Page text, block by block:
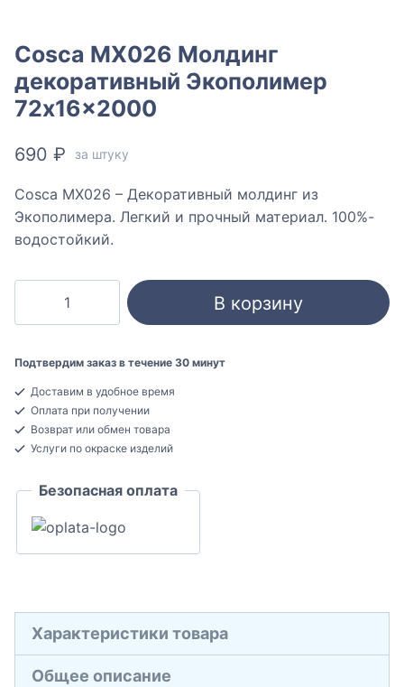
Cosca MX026 Молдинг
декоративный Экополимер
72x16x2000
690 ₽ за штуку
Cosca MX026 – Декоративный молдинг из
Экополимера. Легкий и прочный материал. 100%-
водостойкий.
MX026
декоративный
Экополимер
72x16x2000
В корзину
Подтвердим заказ в течение 30 минут
Доставим в удобное время
Оплата при получении
Возврат или обмен товара
Услуги по окраске изделий
Безопасная оплата
Характеристики товара
Общее описание